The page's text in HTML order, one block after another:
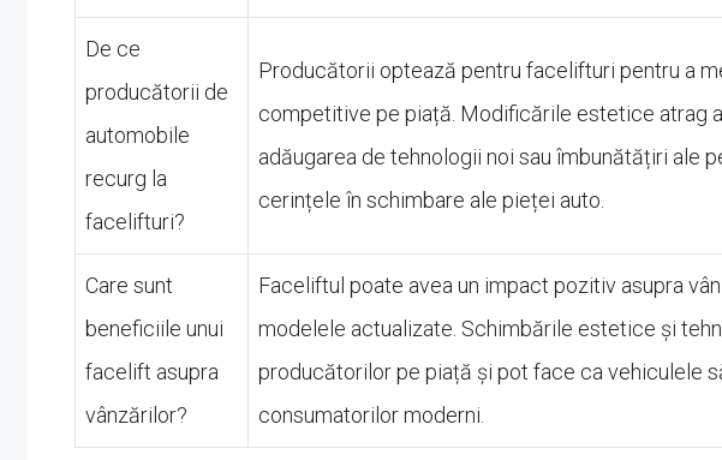
De ce
producătorii de
automobile
recurg la
facelifturi?
Producătorii optează pentru facelifturi pentru a
competitive pe piață. Modificările estetice atrag
adăugarea de tehnologii noi sau îmbunătățiri ale
cerințele în schimbare ale pieței auto.
Care sunt
beneficiile unui
facelift asupra
vânzărilor?
Faceliftul poate avea un impact pozitiv asupra
modelele actualizate. Schimbările estetice și
producătorilor pe piață și pot face ca vehiculele
consumatorilor moderni.